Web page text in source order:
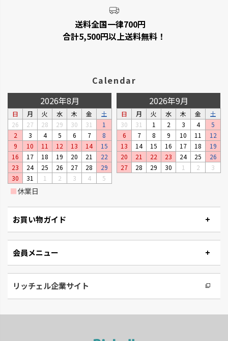
送料全国一律700円
合計5,500円以上送料無料！
Calendar
2026年8月
日 月 火 水 木 金
土
26
27 28 29 30 31
1
2
3 4 5 6 7
8
9
10 11 12 13 14
15
16
17 18 19 20 21
22
23
24 25 26 27 28
29
30
31 1 2 3 4 5
2026年9月
日 月 火 水 木 金
土
30
31 1 2 3 4
5
6
7 8 9 10 11
12
13
14 15 16 17 18
19
20
21 22 23 24 25
26
27
28 29 30 1 2 3
■休業日
お買い物ガイド
会員メニュー
リッチェル企業サイト